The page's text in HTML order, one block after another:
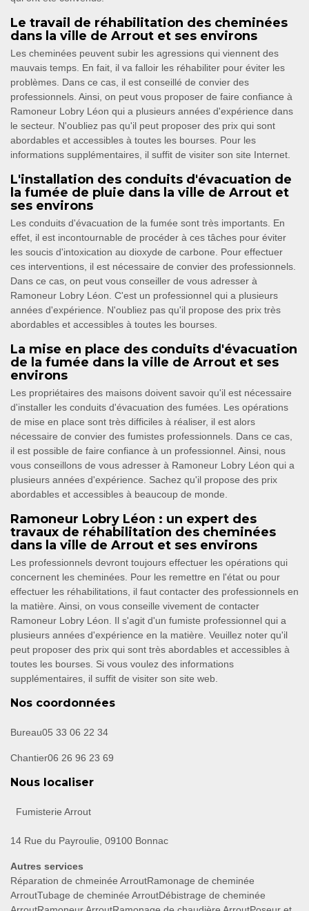
Le travail de réhabilitation des cheminées
dans la ville de Arrout et ses environs
Les cheminées peuvent subir les agressions qui viennent des
mauvais temps. En fait, il va falloir les réhabiliter pour éviter les
problèmes. Dans ce cas, il est conseillé de convier des
professionnels. Ainsi, on peut vous proposer de faire confiance à
Ramoneur Lobry Léon qui a plusieurs années d'expérience dans
le secteur. N'oubliez pas qu'il peut proposer des prix qui sont
abordables et accessibles à toutes les bourses. Pour les
informations supplémentaires, il suffit de visiter son site Internet.
L'installation des conduits d'évacuation de
la fumée de pluie dans la ville de Arrout et
ses environs
Les conduits d'évacuation de la fumée sont très importants. En
effet, il est incontournable de procéder à ces tâches pour éviter
les soucis d'intoxication au dioxyde de carbone. Pour effectuer
ces interventions, il est nécessaire de convier des professionnels.
Dans ce cas, on peut vous conseiller de vous adresser à
Ramoneur Lobry Léon. C'est un professionnel qui a plusieurs
années d'expérience. N'oubliez pas qu'il propose des prix très
abordables et accessibles à toutes les bourses.
La mise en place des conduits d'évacuation
de la fumée dans la ville de Arrout et ses
environs
Les propriétaires des maisons doivent savoir qu'il est nécessaire
d'installer les conduits d'évacuation des fumées. Les opérations
de mise en place sont très difficiles à réaliser, il est alors
nécessaire de convier des fumistes professionnels. Dans ce cas,
il est possible de faire confiance à un professionnel. Ainsi, nous
vous conseillons de vous adresser à Ramoneur Lobry Léon qui a
plusieurs années d'expérience. Sachez qu'il propose des prix
abordables et accessibles à beaucoup de monde.
Ramoneur Lobry Léon : un expert des
travaux de réhabilitation des cheminées
dans la ville de Arrout et ses environs
Les professionnels devront toujours effectuer les opérations qui
concernent les cheminées. Pour les remettre en l'état ou pour
effectuer les réhabilitations, il faut contacter des professionnels en
la matière. Ainsi, on vous conseille vivement de contacter
Ramoneur Lobry Léon. Il s'agit d'un fumiste professionnel qui a
plusieurs années d'expérience en la matière. Veuillez noter qu'il
peut proposer des prix qui sont très abordables et accessibles à
toutes les bourses. Si vous voulez des informations
supplémentaires, il suffit de visiter son site web.
Nos coordonnées
Bureau05 33 06 22 34
Chantier06 26 96 23 69
Nous localiser
Fumisterie Arrout
14 Rue du Payroulie, 09100 Bonnac
Autres services
Réparation de chmeinée ArroutRamonage de cheminée
ArroutTubage de cheminée ArroutDébistrage de cheminée